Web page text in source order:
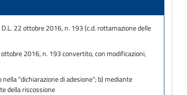
22 ottobre 2016, n. 193 (c.d. rottamazione delle
2016, n. 193 convertito, con modificazioni,
"dichiarazione di adesione"; b) mediante
della riscossione